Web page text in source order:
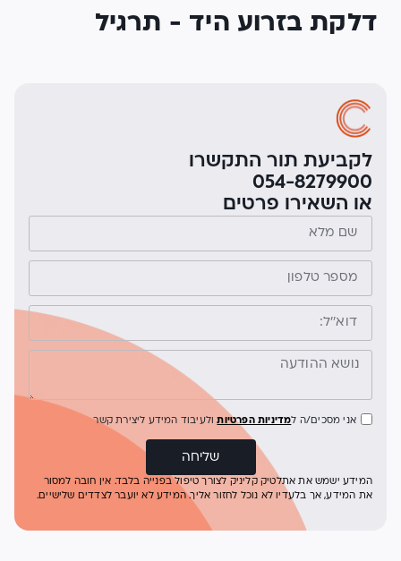
דלקת בזרוע היד - תרגיל
לקביעת תור התקשרו
054-8279900
או השאירו פרטים
אני מסכים/ה למדיניות הפרטיותולעיבוד המידע ליצירת קשר
שליחה
המידע ישמש את אתלטיק קליניק לצורך טיפול בפנייה בלבד. אין חובה למסור
את המידע, אך בלעדיו לא נוכל לחזור אליך. המידע לא יועבר לצדדים שלישיים.